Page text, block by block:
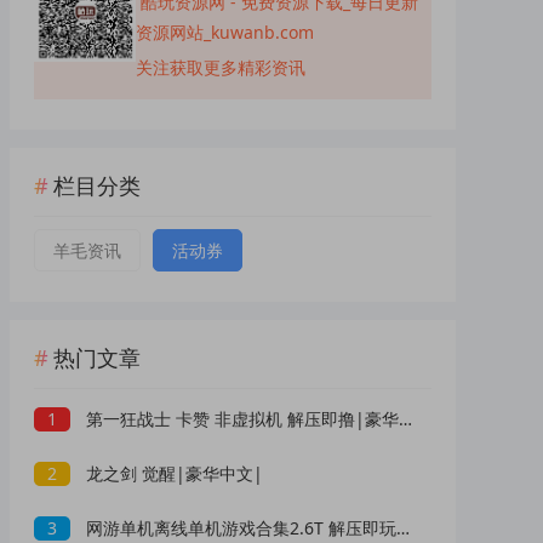
资源网站_kuwanb.com
关注获取更多精彩资讯
栏目分类
羊毛资讯 活动券
热门文章
1 第一狂战士 卡赞 非虚拟机 解压即撸|豪华中文|
2 龙之剑 觉醒|豪华中文|
3 网游单机离线单机游戏合集2.6T 解压即玩 网盘下载 一键端免安装免配置